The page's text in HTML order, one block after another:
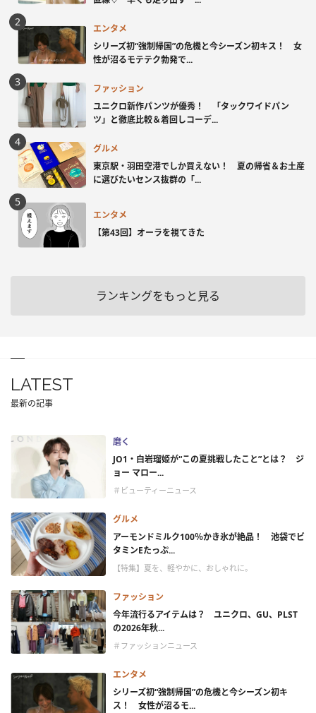
エンタメ
シリーズ初“強制帰国”の危機と今シーズン初キス！ 女
性が沼るモテテク勃発で...
ファッション
ユニクロ新作パンツが優秀！ 「タックワイドパン
ツ」と徹底比較＆着回しコーデ...
グルメ
東京駅・羽田空港でしか買えない！ 夏の帰省＆お土産
に選びたいセンス抜群の「...
エンタメ
【第43回】オーラを視てきた
ランキングをもっと見る
LATEST
最新の記事
磨く
JO1・白岩瑠姫が“この夏挑戦したこと”とは？ ジ
ョー マロー...
＃ビューティーニュース
グルメ
アーモンドミルク100％かき氷が絶品！ 池袋でビ
タミンEたっぷ...
【特集】夏を、軽やかに、おしゃれに。
ファッション
今年流行るアイテムは？ ユニクロ、GU、PLST
の2026年秋...
＃ファッションニュース
エンタメ
シリーズ初“強制帰国”の危機と今シーズン初キ
ス！ 女性が沼るモ...